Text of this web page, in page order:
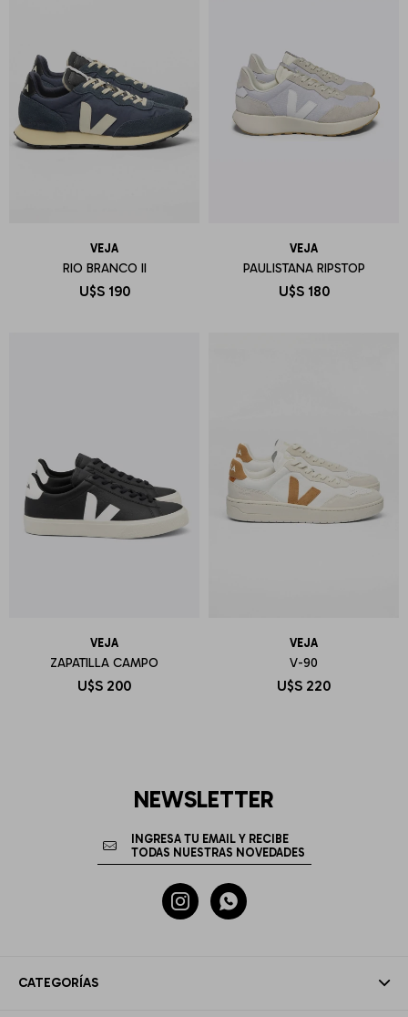
VEJA
RIO BRANCO II
U$S 190
VEJA
PAULISTANA RIPSTOP
U$S 180
VEJA
ZAPATILLA CAMPO
U$S 200
VEJA
V-90
U$S 220
CATEGORÍAS
NEWSLETTER
 